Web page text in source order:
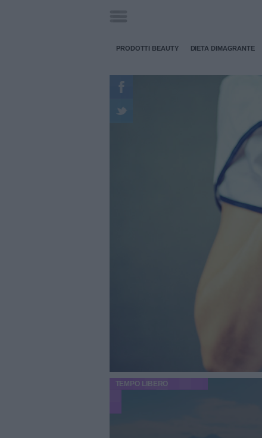
PRODOTTI BEAUTY DIETA DIMAGRANTE
TEMPO LIBERO